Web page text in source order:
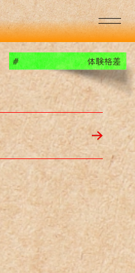
# 体験格差